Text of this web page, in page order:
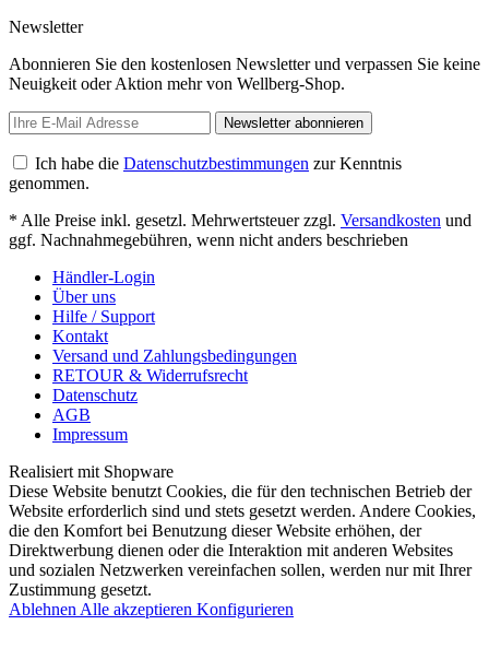
Newsletter
Abonnieren Sie den kostenlosen Newsletter und verpassen Sie keine
Neuigkeit oder Aktion mehr von Wellberg-Shop.
Newsletter abonnieren
Ich habe die Datenschutzbestimmungen zur Kenntnis
genommen.
* Alle Preise inkl. gesetzl. Mehrwertsteuer zzgl. Versandkosten und
ggf. Nachnahmegebühren, wenn nicht anders beschrieben
Händler-Login
Über uns
Hilfe / Support
Kontakt
Versand und Zahlungsbedingungen
RETOUR & Widerrufsrecht
Datenschutz
AGB
Impressum
Realisiert mit Shopware
Diese Website benutzt Cookies, die für den technischen Betrieb der
Website erforderlich sind und stets gesetzt werden. Andere Cookies,
die den Komfort bei Benutzung dieser Website erhöhen, der
Direktwerbung dienen oder die Interaktion mit anderen Websites
und sozialen Netzwerken vereinfachen sollen, werden nur mit Ihrer
Zustimmung gesetzt.
Ablehnen Alle akzeptieren Konfigurieren